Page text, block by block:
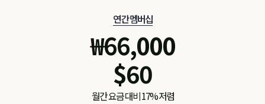
연간 멤버십
₩66,000
$60
월간 요금 대비 17% 저렴